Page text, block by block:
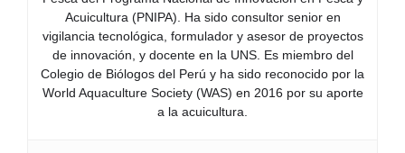
Acuicultura (PNIPA). Ha sido consultor senior en
vigilancia tecnológica, formulador y asesor de proyectos
de innovación, y docente en la UNS. Es miembro del
Colegio de Biólogos del Perú y ha sido reconocido por la
World Aquaculture Society (WAS) en 2016 por su aporte
a la acuicultura.